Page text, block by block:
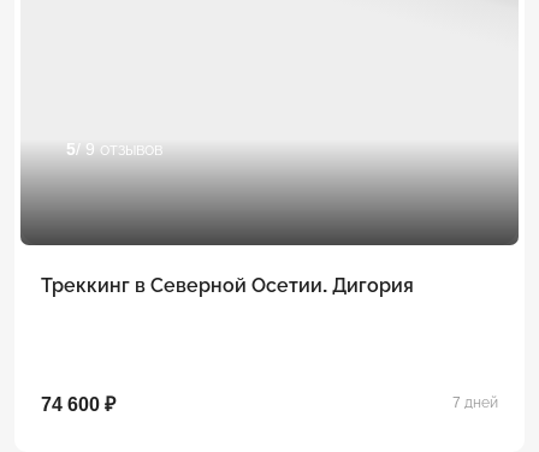
5/ 9 отзывов
Треккинг в Северной Осетии. Дигория
74 600 ₽ 7 дней